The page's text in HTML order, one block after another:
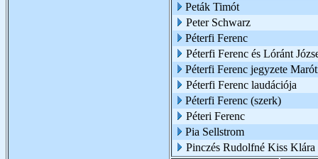
Peták Timót
Peter Schwarz
Péterfi Ferenc
Péterfi Ferenc és Lóránt
Péterfi Ferenc jegyzete
Péterfi Ferenc laudációja
Péterfi Ferenc (szerk)
Péteri Ferenc
Pia Sellstrom
Pinczés Rudolfné Kiss Klára